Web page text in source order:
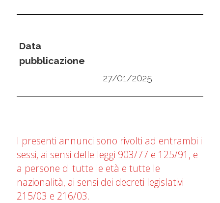
Data
pubblicazione
27/01/2025
I presenti annunci sono rivolti ad entrambi i
sessi, ai sensi delle leggi 903/77 e 125/91, e
a persone di tutte le età e tutte le
nazionalità, ai sensi dei decreti legislativi
215/03 e 216/03.